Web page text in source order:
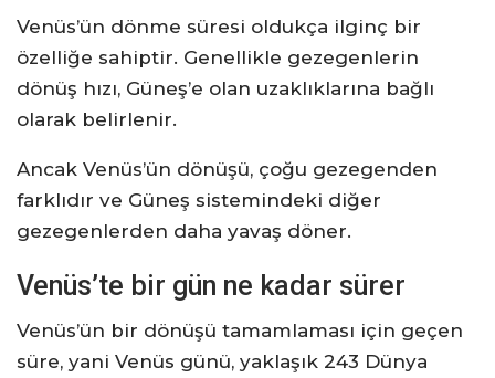
Venüs’ün dönme süresi oldukça ilginç bir
özelliğe sahiptir. Genellikle gezegenlerin
dönüş hızı, Güneş’e olan uzaklıklarına bağlı
olarak belirlenir.
Ancak Venüs’ün dönüşü, çoğu gezegenden
farklıdır ve Güneş sistemindeki diğer
gezegenlerden daha yavaş döner.
Venüs’te bir gün ne kadar sürer
Venüs’ün bir dönüşü tamamlaması için geçen
süre, yani Venüs günü, yaklaşık 243 Dünya